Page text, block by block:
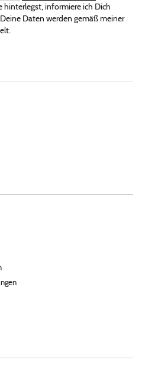
hinterlegst, informiere ich Dich
Daten werden gemäß meiner